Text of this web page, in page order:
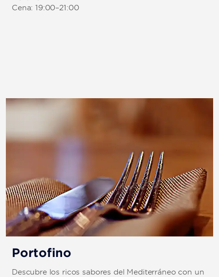
Cena: 19:00–21:00
Portofino
Descubre los ricos sabores del Mediterráneo con un